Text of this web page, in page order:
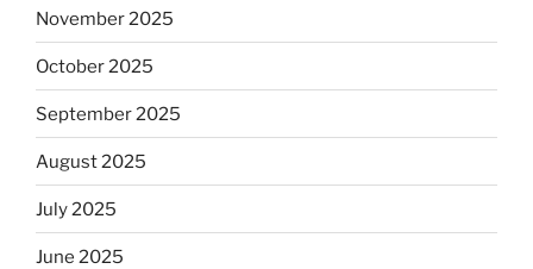
November 2025
October 2025
September 2025
August 2025
July 2025
June 2025